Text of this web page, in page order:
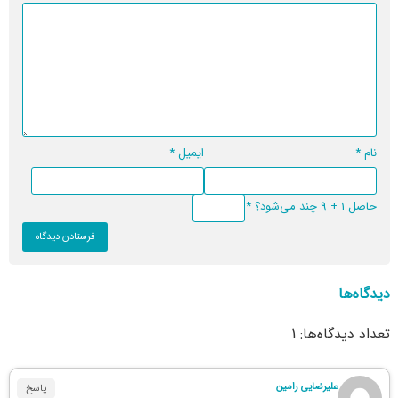
نام* ایمیل*
حاصل 1 + 9 چند می‌شود؟ *
دیدگاه‌ها
تعداد دیدگاه‌ها: 1
علیرضایی رامین پاسخ